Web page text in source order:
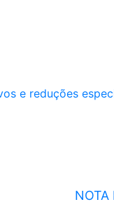
e reduções
NOTA